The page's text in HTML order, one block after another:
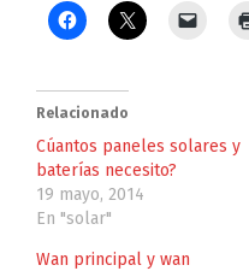
Relacionado
Cúantos paneles solares y
baterías necesito?
19 mayo, 2014
En "solar"
Wan principal y wan